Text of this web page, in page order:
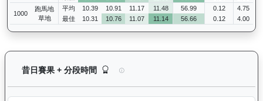
1000
跑馬地
草地
平均 10.39 10.91 11.17 11.48 56.99 0.12
4.75
最佳
10.31 10.76 11.07 11.14 56.66 0.12 4.00
昔日賽果 + 分段時間 價值傳承（L170）— 昔日賽果及分